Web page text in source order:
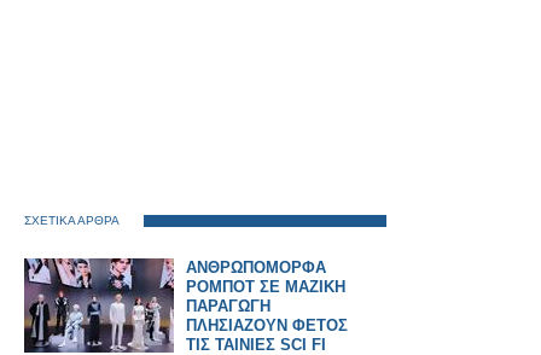
ΣΧΕΤΙΚΑ ΑΡΘΡΑ
ΑΝΘΡΩΠΟΜΟΡΦΑ
ΡΟΜΠΟΤ ΣΕ ΜΑΖΙΚΗ
ΠΑΡΑΓΩΓΗ
ΠΛΗΣΙΑΖΟΥΝ ΦΕΤΟΣ
ΤΙΣ ΤΑΙΝΙΕΣ SCI FI